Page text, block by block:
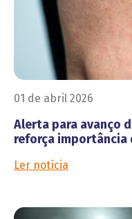
01 de abril 2026
Alerta para avanço
reforça importância
Ler notícia